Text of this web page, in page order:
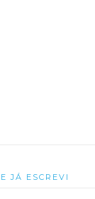
JÁ ESCREVI